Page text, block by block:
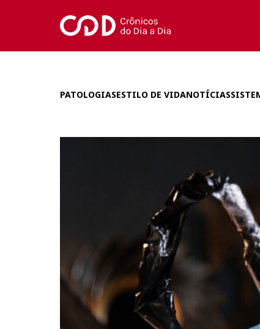
PATOLOGIASESTILO DE VIDANOTÍCIAS